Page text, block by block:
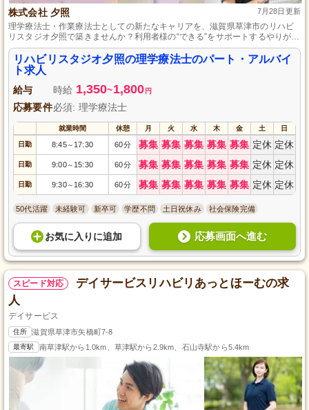
株式会社 夕照 7月28日更新
理学療法士・作業療法士としての新たなキャリアを、滋賀県草津市のリハビ
リスタジオ夕照で築きませんか？利用者様の“できる”をサポートするやりがい
のあるお仕事です。未経験でも安心の研修サポートあり。柔軟な勤務体系と
充実した福利厚生でプライベートも充実。パート・アルバイトでもキャリア
アップが可能な環境で、私たちと一緒に生活の質の向上を目指しましょう。
リハビリスタジオ夕照の理学療法士のパート・アルバイ
ト求人
給与 時給 1,350~1,800 円
応募要件必須: 理学療法士
就業時間 休憩 月 火 水 木 金 土 日
日勤 8:45～ 17:30 60分 募集 募集 募集 募集 募集 定休 定休
日勤 9:00～ 15:30 60分 募集 募集 募集 募集 募集 定休 定休
日勤 9:30～ 16:30 60分 募集 募集 募集 募集 募集 定休 定休
50代活躍 未経験可 新卒可 学歴不問 土日祝休み 社会保険完備
お気に入り に追加 応募画面へ進む
スピード対応
デイサービスリハビリあっとほーむの求
人
デイサービス
住所 滋賀県草津市矢橋町7-8
最寄駅 南草津駅から1.0km、草津駅から2.9km、石山寺駅から5.4km